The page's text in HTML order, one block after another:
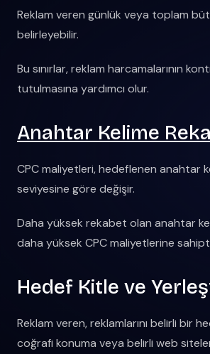
Reklam veren günlük veya toplam
belirleyebilir.
Bu sınırlar, reklam harcamalarının
tutulmasına yardımcı olur.
Anahtar Kelime
CPC maliyetleri, hedeflenen anahtar
seviyesine göre değişir.
Daha yüksek rekabet olan anahtar
daha yüksek CPC maliyetlerine
Hedef Kitle ve
Reklam veren, reklamlarını belirli bir
coğrafi konuma veya belirli web